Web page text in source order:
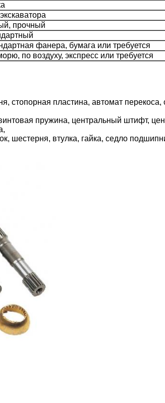
прочный
фанера, бумага или требуется
по воздуху, экспресс или требуется
стопорная пластина, автомат
пружина, центральный штифт,
шестерня, втулка, гайка, седло